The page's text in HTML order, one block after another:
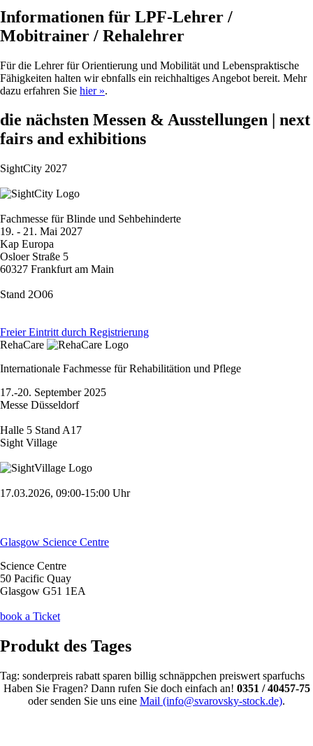
Informationen für LPF-Lehrer /
Mobitrainer / Rehalehrer
Für die Lehrer für Orientierung und Mobilität und Lebenspraktische
Fähigkeiten halten wir ebnfalls ein reichhaltiges Angebot bereit. Mehr
dazu erfahren Sie hier ».
die nächsten Messen & Ausstellungen | next
fairs and exhibitions
SightCity 2027
Fachmesse für Blinde und Sehbehinderte
19. - 21. Mai 2027
Kap Europa
Osloer Straße 5
60327 Frankfurt am Main
Stand 2O06
Freier Eintritt durch Registrierung
RehaCare
Internationale Fachmesse für Rehabilitätion und Pflege
17.-20. September 2025
Messe Düsseldorf
Halle 5 Stand A17
Sight Village
17.03.2026, 09:00-15:00 Uhr
Glasgow Science Centre
Science Centre
50 Pacific Quay
Glasgow G51 1EA
book a Ticket
Produkt des Tages
Tag: sonderpreis rabatt sparen billig schnäppchen preiswert sparfuchs
Haben Sie Fragen? Dann rufen Sie doch einfach an! 0351 / 40457-75
oder senden Sie uns eine Mail (info@svarovsky-stock.de).